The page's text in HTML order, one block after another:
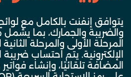
يتوافق إنفنت بالكامل مع
والضريبة والجمارك، بما
المرحلة الأولى والمرحلة الثانية
الإلكترونية. يتم احتساب ضريبة
المضافة تلقائيًا، وإنشاء